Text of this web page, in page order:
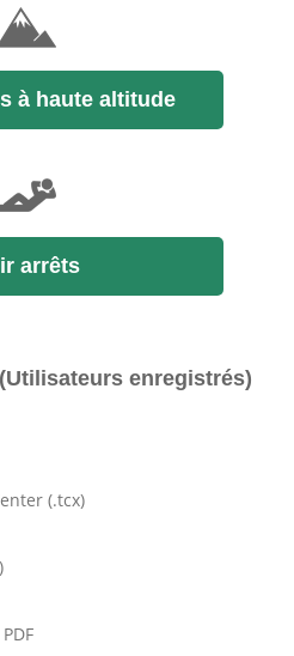
à haute altitude
arrêts
enregistrés)
(.tcx)